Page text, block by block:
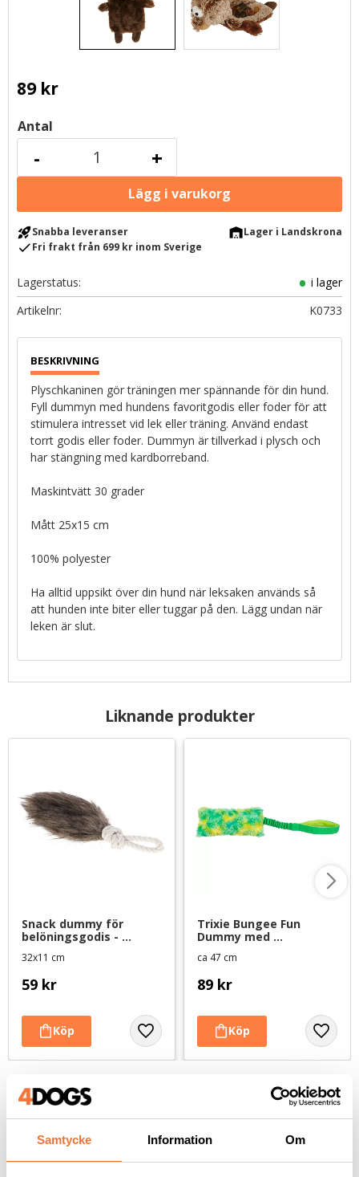
Samtycke Information Om
89kr
Antal
+
-
rocket_launchSnabba leveranser warehouseLager i Landskrona
checkFri frakt från 699 kr inom Sverige
Lagerstatus
i lager
Artikelnr
K0733
Plyschkaninen gör träningen mer spännande för din hund.
Fyll dummyn med hundens favoritgodis eller foder för att
stimulera intresset vid lek eller träning. Använd endast
torrt godis eller foder. Dummyn är tillverkad i plysch och
har stängning med kardborreband.
Maskintvätt 30 grader
Mått 25x15 cm
100% polyester
Ha alltid uppsikt över din hund när leksaken används så
att hunden inte biter eller tuggar på den. Lägg undan när
leken är slut.
Liknande produkter
Snack dummy för
belöningsgodis -
32x11 cm
59 kr
Trixie Bungee Fun
Dummy med
limegrön/gul -
hundleksak
ca 47 cm
89 kr